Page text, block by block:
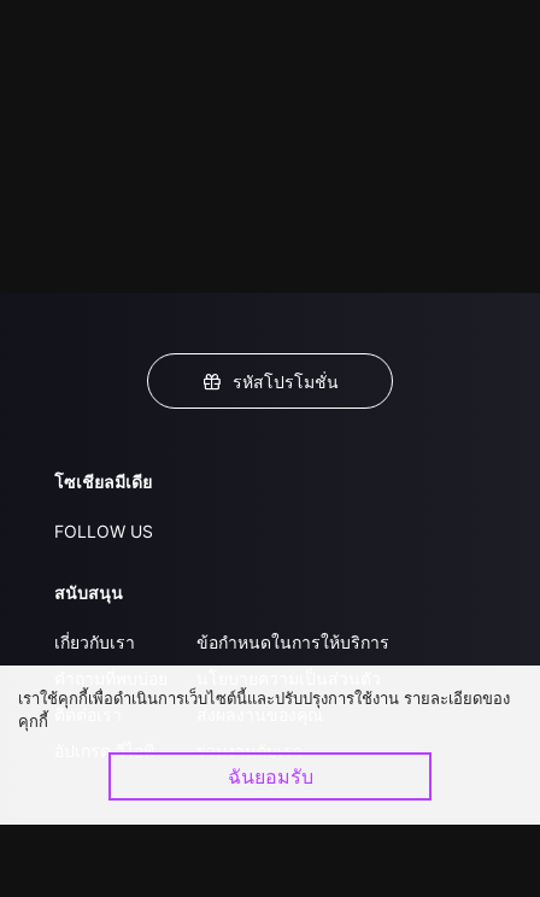
รหัสโปรโมชั่น
โซเชียลมีเดีย
FOLLOW US
สนับสนุน
เกี่ยวกับเรา
ติดต่อเรา
อัปเกรด วีไอพี
ข้อกำหนดในการให้บริการ
ส่งผลงานของคุณ
ร่วมงานกับเรา
เราใช้คุกกี้เพื่อดำเนินการเว็บไซต์นี้และปรับปรุงการใช้งาน รายละเอียดของ
คุกกี้
ฉันยอมรับ